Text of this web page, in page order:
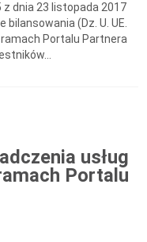
dnia 23 listopada 2017
(Dz. U. UE.
ramach Portalu Partnera
usług
Portalu